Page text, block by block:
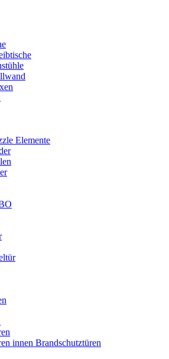
Elemente
innen Brandschutztüren